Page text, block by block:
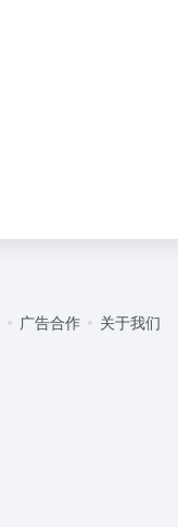
广告合作 关于我们